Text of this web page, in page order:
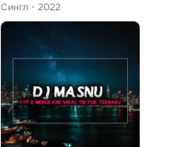
Сингл
2022